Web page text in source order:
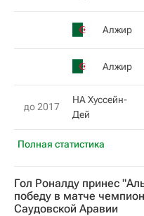
Полная статистика
Алжир
Алжир
до 2017
НА Хуссейн-
Дей
Гол Роналду принес
победу в матче
Саудовской Аравии